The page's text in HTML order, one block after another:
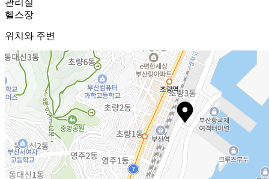
관리실
헬스장
위치와 주변